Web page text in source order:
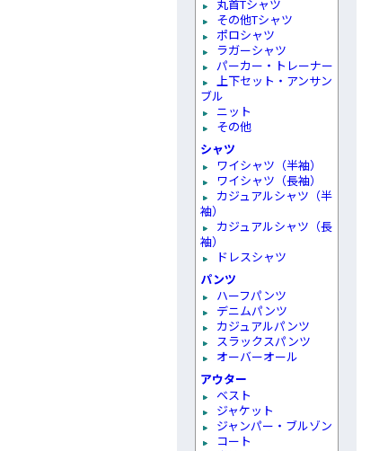
丸首Tシャツ
その他Tシャツ
ポロシャツ
ラガーシャツ
パーカー・トレーナー
上下セット・アンサン
ブル
ニット
その他
シャツ
ワイシャツ（半袖）
ワイシャツ（長袖）
カジュアルシャツ（半
袖）
カジュアルシャツ（長
袖）
ドレスシャツ
パンツ
ハーフパンツ
デニムパンツ
カジュアルパンツ
スラックスパンツ
オーバーオール
アウター
ベスト
ジャケット
ジャンパー・ブルゾン
コート